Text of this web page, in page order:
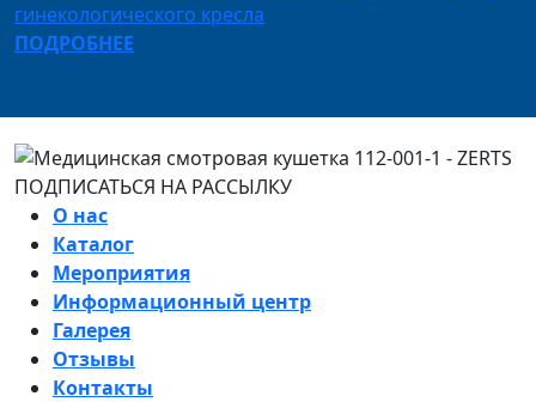
гинекологического кресла
ПОДРОБНЕЕ
ПОДПИСАТЬСЯ НА РАССЫЛКУ
О нас
Каталог
Мероприятия
Информационный центр
Галерея
Отзывы
Контакты